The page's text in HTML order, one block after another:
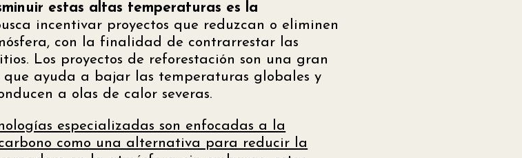
estas altas temperaturas es la
incentivar proyectos que reduzcan o eliminen
con la finalidad de contrarrestar las
Los proyectos de reforestación son una gran
ayuda a bajar las temperaturas globales y
a olas de calor severas.
especializadas son enfocadas a la
como una alternativa para reducir la